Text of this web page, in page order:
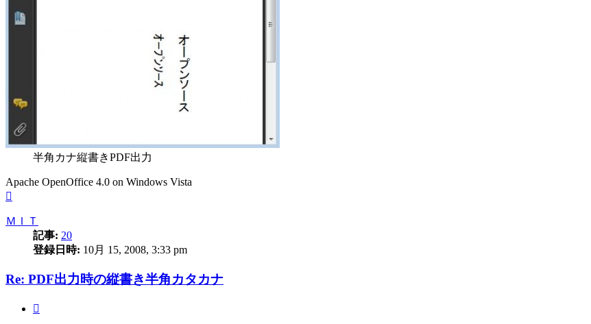
半角カナ縦書きPDF出力
Apache OpenOffice 4.0 on Windows Vista
ジ
ＭＩＴ
記事: 20
登録日時: 10月 15, 2008, 3:33 pm
Re: PDF出力時の縦書き半角カタカナ